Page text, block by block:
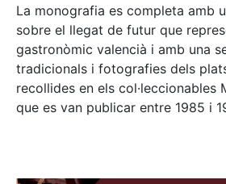
La monografia es completa amb
sobre el llegat de futur que
gastronòmic valencià i amb una
tradicionals i fotografies dels
recollides en els col·leccionables
que es van publicar entre 1985 i